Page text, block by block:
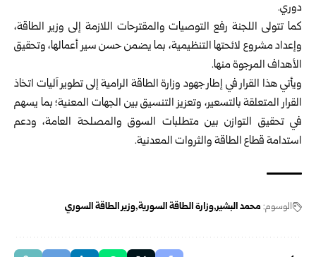
دوري.
كما تتولى اللجنة رفع التوصيات والمقترحات اللازمة إلى وزير الطاقة،
وإعداد مشروع لائحتها التنظيمية، بما يضمن حسن سير أعمالها، وتحقيق
الأهداف المرجوة منها.
ويأتي هذا القرار في إطار جهود وزارة الطاقة الرامية إلى تطوير آليات اتخاذ
القرار المتعلقة بالتسعير، وتعزيز التنسيق بين الجهات المعنية؛ بما يسهم
في تحقيق التوازن بين متطلبات السوق والمصلحة العامة، ودعم
استدامة قطاع الطاقة والثروات المعدنية.
الوسوم: محمد البشير وزارة الطاقة السورية وزير الطاقة السوري